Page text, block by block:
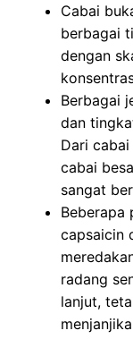
Cabai
berbagai
dengan
Berbagai
dan
Dari
cabai
sangat
Beberapa
capsaicin
radang
lanjut,